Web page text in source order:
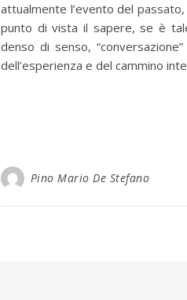
attualmente l’evento del
punto di vista il sapere, se è
denso di senso,
dell’esperienza e del cammino
Pino Mario De Stefano